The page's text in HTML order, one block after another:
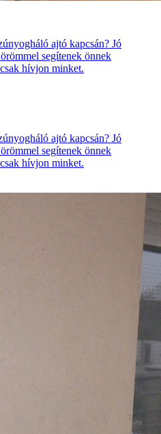
ajtó kapcsán? Jó
segítenek önnek
hívjon minket.
ajtó kapcsán? Jó
segítenek önnek
hívjon minket.